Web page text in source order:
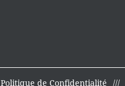
Politique de Confidentialité